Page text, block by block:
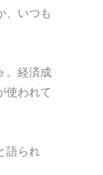
、いつも
。経済成
使われて
語られ